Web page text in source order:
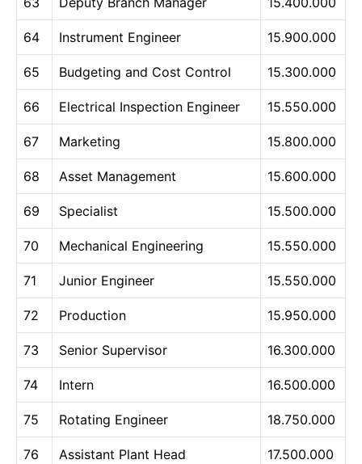
64 Instrument Engineer 15.900.000
65 Budgeting and Cost Control 15.300.000
66 Electrical Inspection Engineer 15.550.000
67 Marketing 15.800.000
68 Asset Management 15.600.000
69 Specialist 15.500.000
70 Mechanical Engineering 15.550.000
71 Junior Engineer 15.550.000
72 Production 15.950.000
73 Senior Supervisor 16.300.000
74 Intern 16.500.000
75 Rotating Engineer 18.750.000
76 Assistant Plant Head 17.500.000